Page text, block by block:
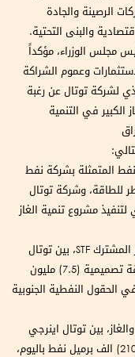
الرصينة والجادة
والبنى التحتية.
مجلس الوزراء، مؤكداً
وعموم الشراكة
لشركة توتال عن رغبة
في التنمية
المتمثلة بشركة نفط
للطاقة، وشركة توتال
مشروع تنمية الغاز
ثانياً/ توقيع عقد مشروع محطة معالجة مياه البحر المشترك STF، بين توتال
إينرجي الفرنسية، وشركة هيونداي الكورية، بطاقة تصميمية (7.5) مليون
الحقول النفطية الجنوبية
بين توتال اينرجي
الفرنسية، وإينكا التركية المتضمن مشروع إنتاج (210) الف برميل نفط باليوم،